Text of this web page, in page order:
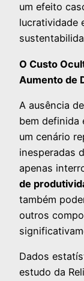
um efeito
lucratividade
O Custo
Aumento de
A ausência
bem definida
um cenário
inesperadas
apenas
de
também
outros
Dados
estudo da